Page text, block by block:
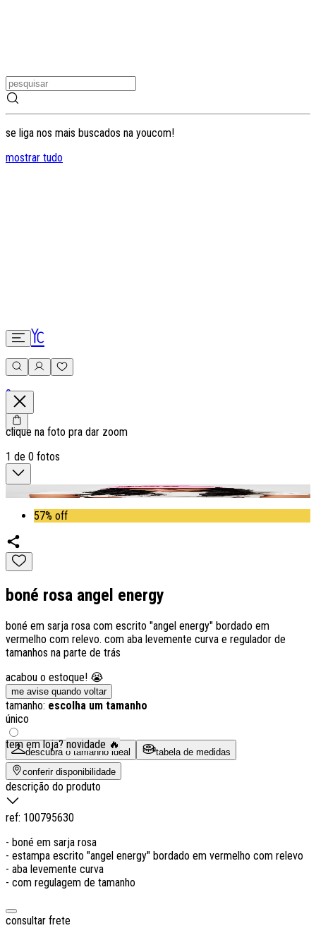
se liga nos mais buscados na youcom!
mostrar tudo
0
clique na foto pra dar zoom
1 de 0 fotos
57% off
boné rosa angel energy
boné em sarja rosa com escrito "angel energy" bordado em
vermelho com relevo. com aba levemente curva e regulador de
tamanhos na parte de trás
acabou o estoque! 😭
me avise quando voltar
tamanho: escolha um tamanho
único
descubra o tamanho ideal tabela de medidas
tem em loja? novidade 🔥
conferir disponibilidade
descrição do produto
ref: 100795630
- boné em sarja rosa
- estampa escrito "angel energy" bordado em vermelho com relevo
- aba levemente curva
- com regulagem de tamanho
consultar frete